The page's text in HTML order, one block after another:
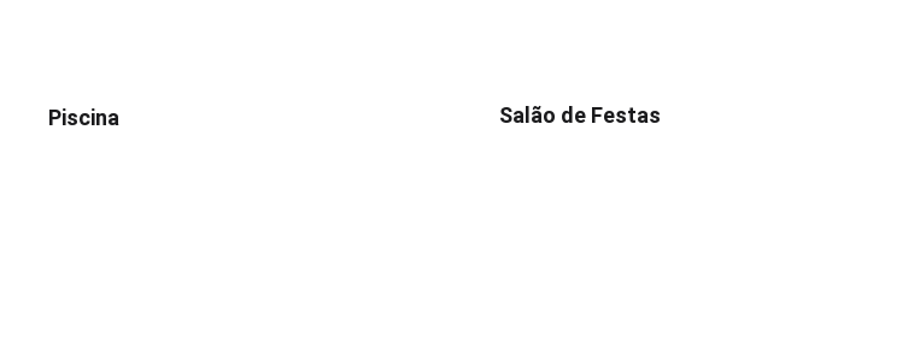
Piscina Salão de Festas